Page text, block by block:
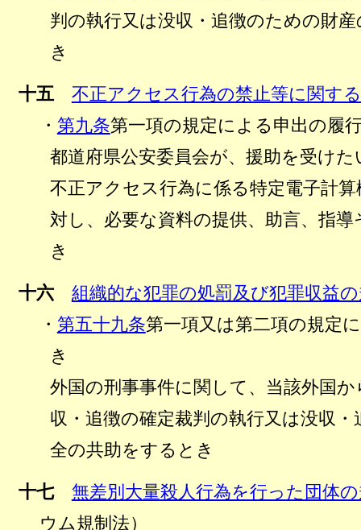
判の執行又は没収・追徴のための財
き
十五 不正アクセス行為の禁止等に関す
・ 第九条第一項の規定による申出の履
都道府県公安委員会が、援助を受け
不正アクセス行為に係る特定電子計
対し、必要な資料の提供、助言、指
き
十六 組織的な犯罪の処罰及び犯罪収益
・ 第五十九条第一項又は第二項の規定
き
外国の刑事事件に関して、当該外国
収・追徴の確定裁判の執行又は没収
全の共助をするとき
十七 無差別大量殺人行為を行った団体
ウム規制法）